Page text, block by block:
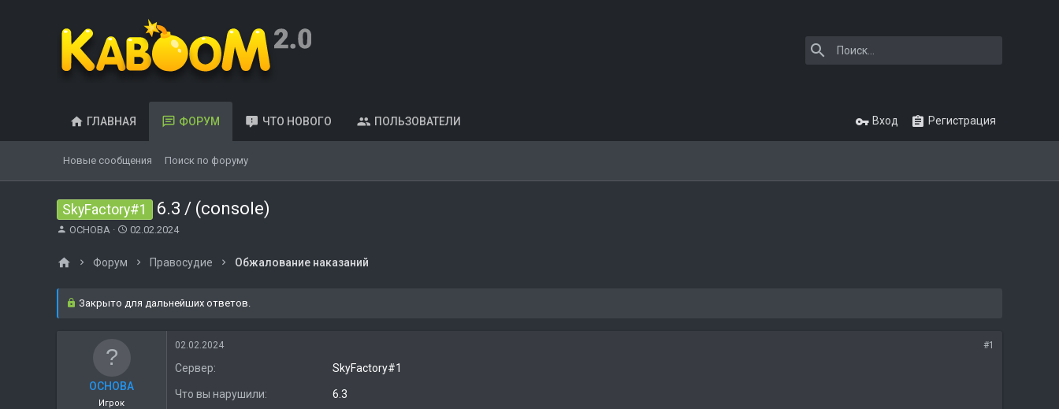
ГЛАВНАЯ ФОРУМ ЧТО НОВОГО ПОЛЬЗОВАТЕЛИ Вход Регистрация
Новые сообщения Поиск по форуму
SkyFactory#1 6.3 / (console)
А
т
OCHOBA
Д
а
02.02.2024
Форум Правосудие Обжалование наказаний
Закрыто для дальнейших ответов.
OCHOBA
Игрок
02.02.2024 #1
Сервер SkyFactory#1
Что вы нарушили 6.3